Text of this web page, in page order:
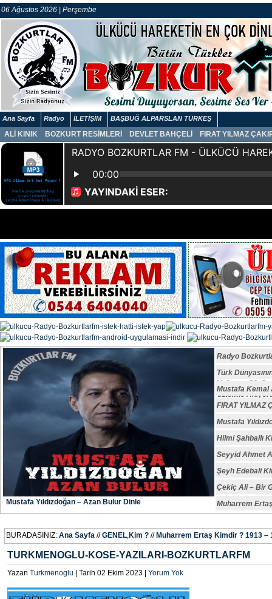
06 Ağustos 2026 | Perşembe
Ana Sayfa Radyo İLETİŞİM BAŞBUĞ ALPARSLAN TÜRKEŞ
ALİ KINIK BOZKURT RESİMLERİ DEVLET BAHÇELİ FIRAT YILMAZ
Mustafa Yıldızdoğan – Azan Bulur Dinle
Radyo
Türk
Vefatının 29.
Özlemle
Mustafa Kemal
FIRAT YILMAZ
Mustafa
Hilmi Şahballı
Seyyid Ahmet
Şeyh Edebali
Çekiç Ali – Bir
Muharrem
BURADASINIZ: Ana Sayfa //GENEL,Kim ? // Muharrem Ertaş Kimdir ? 1913 –
TURKMENOGLU-KOSE-YAZILARI-BOZKURTLARFM
Yazan Turkmenoglu | Tarih 02 Ekim 2023 | Yorum Yok